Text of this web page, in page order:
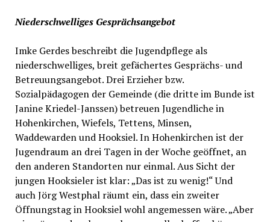
Niederschwelliges Gesprächsangebot
Imke Gerdes beschreibt die Jugendpflege als
niederschwelliges, breit gefächertes Gesprächs- und
Betreuungsangebot. Drei Erzieher bzw.
Sozialpädagogen der Gemeinde (die dritte im Bunde ist
Janine Kriedel-Janssen) betreuen Jugendliche in
Hohenkirchen, Wiefels, Tettens, Minsen,
Waddewarden und Hooksiel. In Hohenkirchen ist der
Jugendraum an drei Tagen in der Woche geöffnet, an
den anderen Standorten nur einmal. Aus Sicht der
jungen Hooksieler ist klar: „Das ist zu wenig!“ Und
auch Jörg Westphal räumt ein, dass ein zweiter
Öffnungstag in Hooksiel wohl angemessen wäre. „Aber